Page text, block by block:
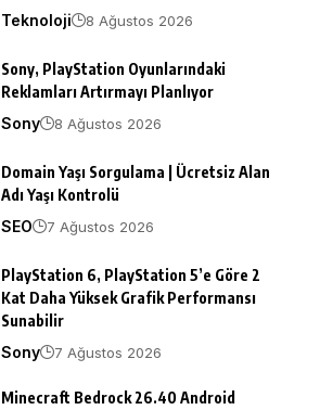
Teknoloji
8 Ağustos 2026
Sony, PlayStation Oyunlarındaki
Reklamları Artırmayı Planlıyor
Sony
8 Ağustos 2026
Domain Yaşı Sorgulama | Ücretsiz Alan
Adı Yaşı Kontrolü
SEO
7 Ağustos 2026
PlayStation 6, PlayStation 5’e Göre 2
Kat Daha Yüksek Grafik Performansı
Sunabilir
Sony
7 Ağustos 2026
Minecraft Bedrock 26.40 Android